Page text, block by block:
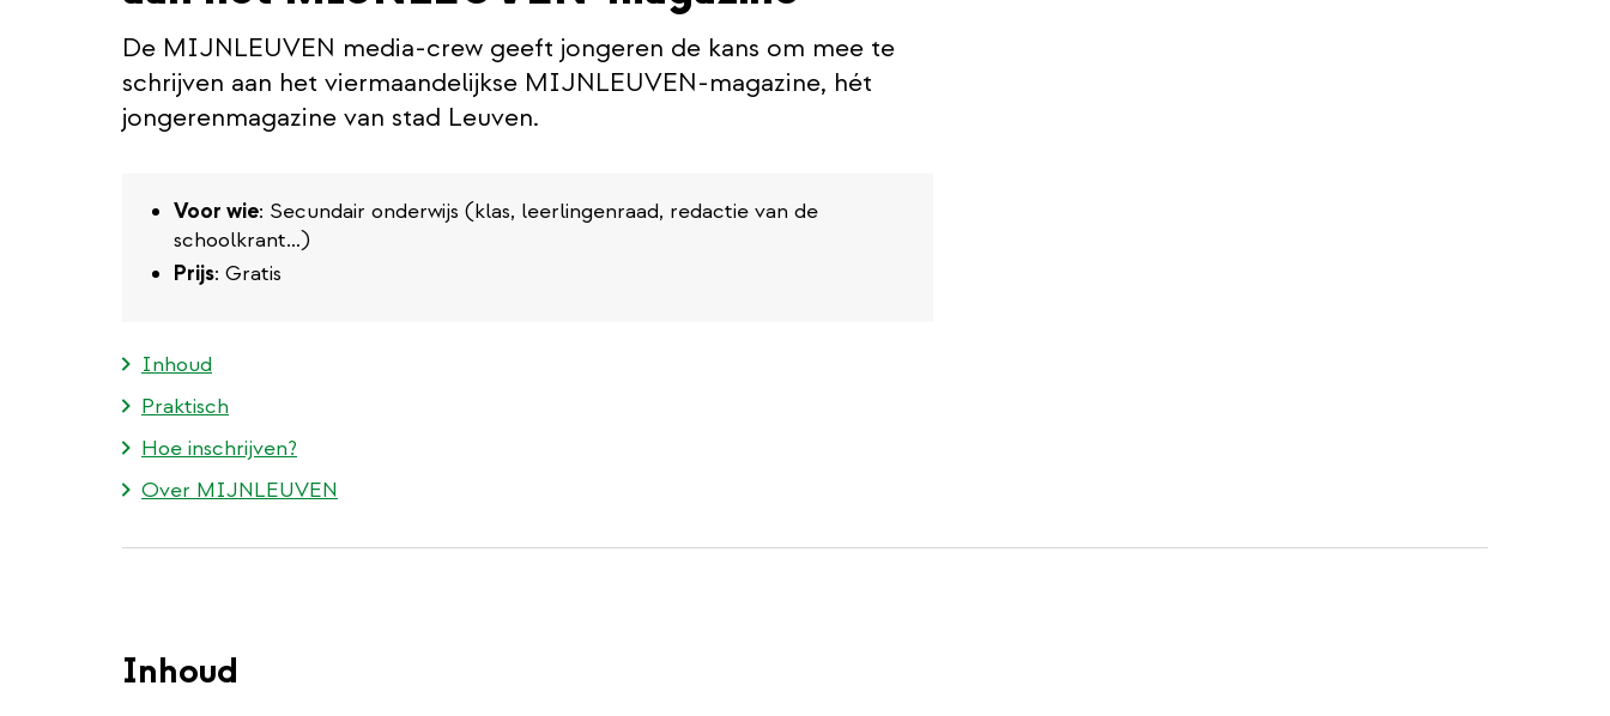
De MIJNLEUVEN media-crew geeft jongeren de kans om mee te
schrijven aan het viermaandelijkse MIJNLEUVEN-magazine, hét
jongerenmagazine van stad Leuven.
Voor wie: Secundair onderwijs (klas, leerlingenraad, redactie van de
schoolkrant…)
Prijs: Gratis
Inhoud
Praktisch
Hoe inschrijven?
Over MIJNLEUVEN
Inhoud